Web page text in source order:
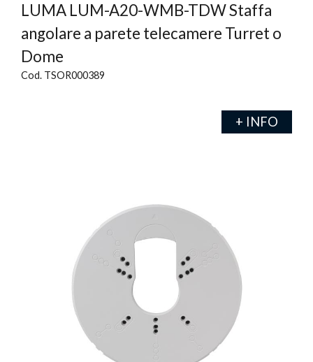
LUMA LUM-A20-WMB-TDW Staffa
angolare a parete telecamere Turret o
Dome
Cod. TSOR000389
+ INFO